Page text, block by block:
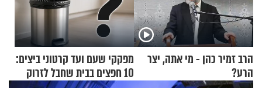
הרב זמיר כהן - מי אתה, יצר
הרע?
מפקקי שעם ועד קרטוני ביצים:
10 חפצים בבית שחבל לזרוק